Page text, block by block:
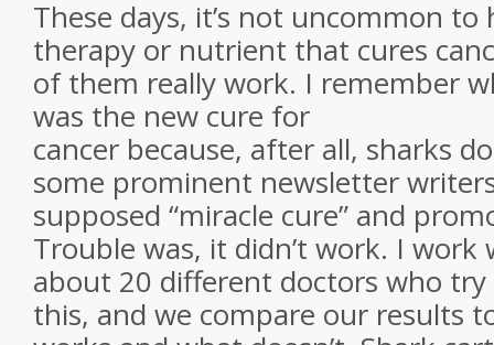
These days, it’s not uncommon to
therapy or nutrient that cures
of them really work. I remember
was the new cure for
cancer because, after all, sharks
some prominent newsletter
supposed “miracle cure” and
Trouble was, it didn’t work. I
about 20 different doctors who
this, and we compare our results